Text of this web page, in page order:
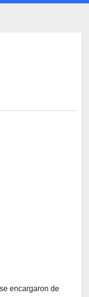
encargaron de